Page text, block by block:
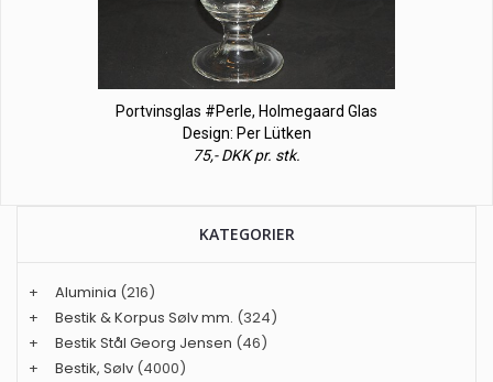
Portvinsglas #Perle, Holmegaard Glas
Design: Per Lütken
75,- DKK pr. stk.
KATEGORIER
+ Aluminia (216)
+
Bestik & Korpus Sølv mm. (324)
+
Bestik Stål Georg Jensen (46)
+
Bestik, Sølv (4000)